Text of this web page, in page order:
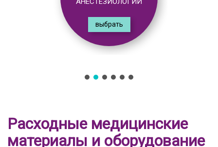
выбрать
Расходные медицинские
материалы и оборудование